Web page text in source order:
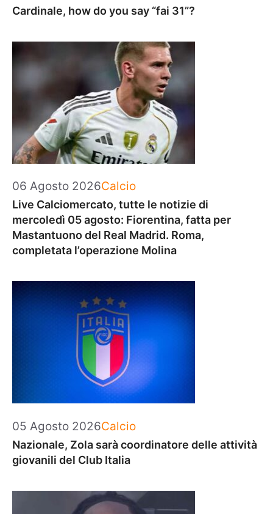
Cardinale, how do you say “fai 31”?
06 Agosto 2026Categorie
Calcio
Live Calciomercato, tutte le notizie di
mercoledì 05 agosto: Fiorentina, fatta per
Mastantuono del Real Madrid. Roma,
completata l’operazione Molina
05 Agosto 2026Categorie
Calcio
Nazionale, Zola sarà coordinatore delle attività
giovanili del Club Italia